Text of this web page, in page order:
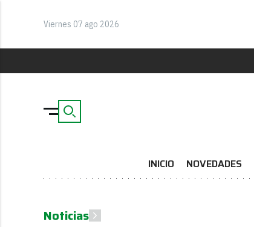
Viernes 07 ago 2026
INICIO NOVEDADES
Noticias